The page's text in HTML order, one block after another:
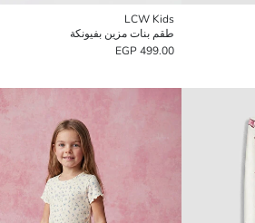
LCW Kids
طقم بنات مزين بفيونكة
499.00 EGP